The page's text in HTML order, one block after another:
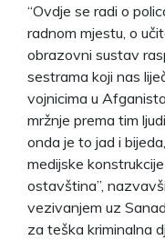
“Ovdje se radi o
radnom mjestu, o
obrazovni sustav
sestrama koji nas
vojnicima u
mržnje prema tim
onda je to jad i
medijske
ostavština”,
vezivanjem uz
za teška kriminalna